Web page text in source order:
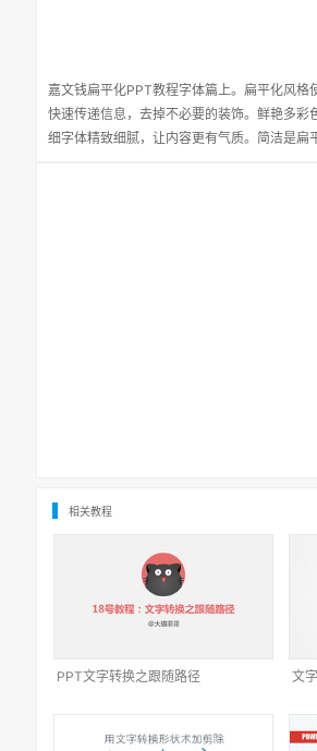
嘉文钱扁平化PPT教程字体篇上。扁平化风
快速传递信息，去掉不必要的装饰。鲜艳多
细字体精致细腻，让内容更有气质。简洁是扁
相关教程
PPT文字转换之跟随路径 文